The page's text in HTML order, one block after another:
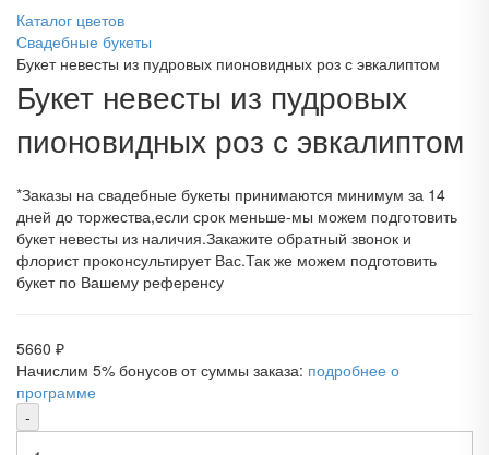
Каталог цветов
Свадебные букеты
Букет невесты из пудровых пионовидных роз с эвкалиптом
Букет невесты из пудровых
пионовидных роз с эвкалиптом
*Заказы на свадебные букеты принимаются минимум за 14
дней до торжества,если срок меньше-мы можем подготовить
букет невесты из наличия.Закажите обратный звонок и
флорист проконсультирует Вас.Так же можем подготовить
букет по Вашему референсу
5660 ₽
Начислим 5% бонусов от суммы заказа: подробнее о
программе
-